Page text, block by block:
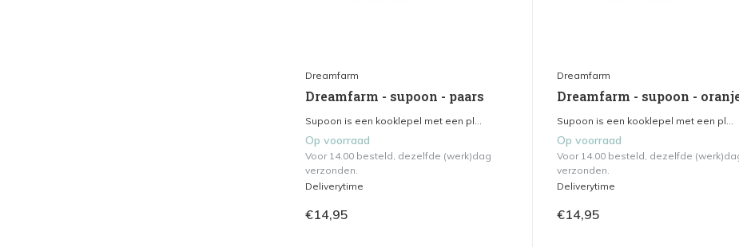
Dreamfarm
Dreamfarm - supoon - paars
Supoon is een kooklepel met een pl...
Op voorraad
Voor 14.00 besteld, dezelfde (werk)dag
verzonden.
Deliverytime
€14,95
Dreamfarm
Dreamfarm - supoon -
Supoon is een kooklepel met een pl...
Op voorraad
Voor 14.00 besteld, dezelfde
verzonden.
Deliverytime
€14,95